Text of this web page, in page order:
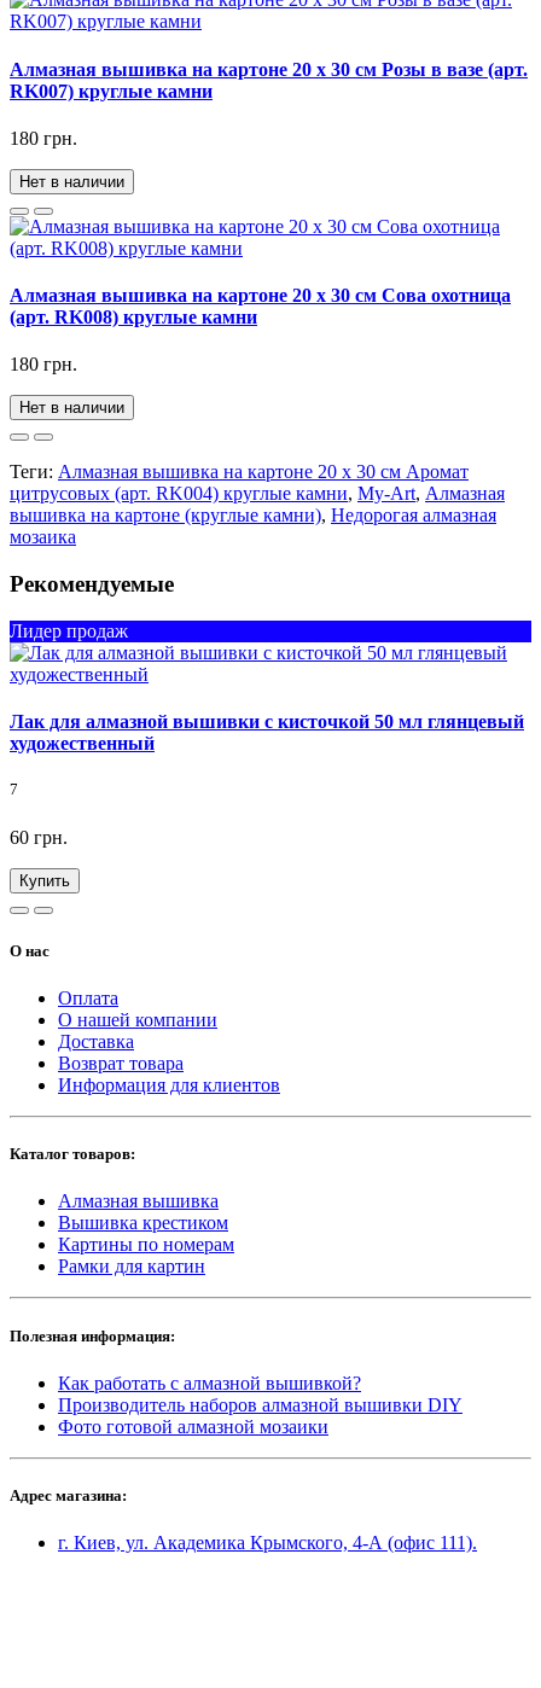
Алмазная вышивка на картоне 20 х 30 см Розы в вазе (арт.
RK007) круглые камни
180 грн.
Нет в наличии
Алмазная вышивка на картоне 20 х 30 см Сова охотница
(арт. RK008) круглые камни
180 грн.
Нет в наличии
Теги: Алмазная вышивка на картоне 20 х 30 см Аромат
цитрусовых (арт. RK004) круглые камни, My-Art, Алмазная
вышивка на картоне (круглые камни), Недорогая алмазная
мозаика
Рекомендуемые
Лидер продаж
Лак для алмазной вышивки с кисточкой 50 мл глянцевый
художественный
7
60 грн.
Купить
О нас
Оплата
О нашей компании
Доставка
Возврат товара
Информация для клиентов
Каталог товаров:
Алмазная вышивка
Вышивка крестиком
Картины по номерам
Рамки для картин
Полезная информация:
Как работать с алмазной вышивкой?
Производитель наборов алмазной вышивки DIY
Фото готовой алмазной мозаики
Адрес магазина:
г. Киев, ул. Академика Крымского, 4-А (офис 111).